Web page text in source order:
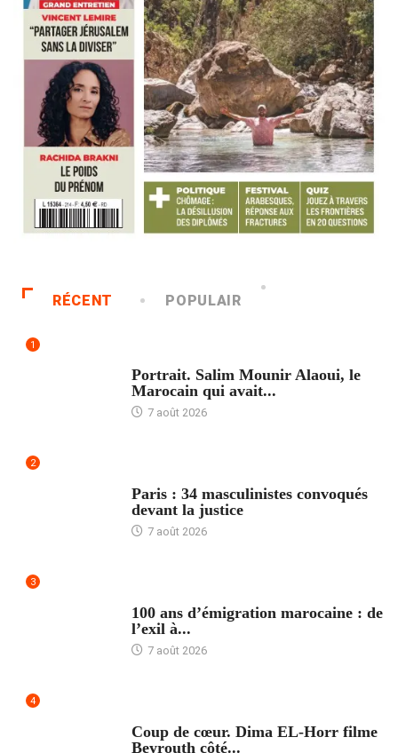
RÉCENT POPULAIR
1
Portrait. Salim Mounir Alaoui, le
Marocain qui avait...
7 août 2026
2
Paris : 34 masculinistes convoqués
devant la justice
7 août 2026
3
100 ans d’émigration marocaine : de
l’exil à...
7 août 2026
4
Coup de cœur. Dima EL-Horr filme
Beyrouth côté...